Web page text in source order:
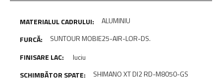
ALUMINIU
SUNTOUR MOBIE25-AIR-LOR-DS.
luciu
SHIMANO XT DI2 RD-M8050-GS